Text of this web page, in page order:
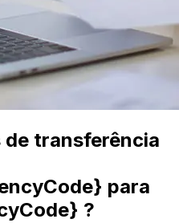
de transferência
para
?